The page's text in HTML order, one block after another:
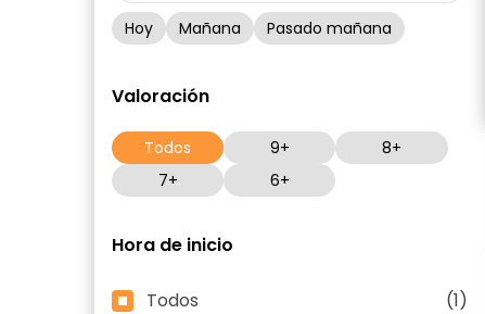
Hoy Mañana Pasado mañana
Valoración
Todos 9+
8+
7+
6+
Hora de inicio
Todos
(1)